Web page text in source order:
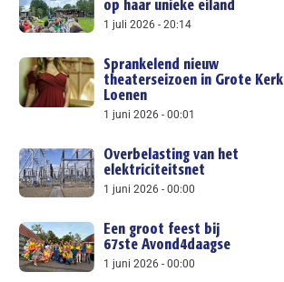
op haar unieke eiland
1 juli 2026 20:14
Sprankelend nieuw
theaterseizoen in Grote Kerk
Loenen
1 juni 2026 00:01
Overbelasting van het
elektriciteitsnet
1 juni 2026 00:00
Een groot feest bij
67ste Avond4daagse
1 juni 2026 00:00